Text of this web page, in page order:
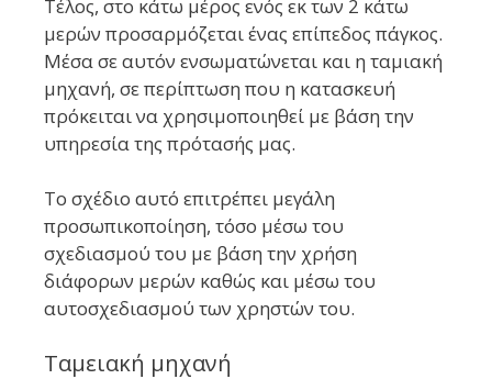
Τέλος, στο κάτω μέρος ενός εκ των 2 κάτω
μερών προσαρμόζεται ένας επίπεδος πάγκος.
Μέσα σε αυτόν ενσωματώνεται και η ταμιακή
μηχανή, σε περίπτωση που η κατασκευή
πρόκειται να χρησιμοποιηθεί με βάση την
υπηρεσία της πρότασής μας.
Το σχέδιο αυτό επιτρέπει μεγάλη
προσωπικοποίηση, τόσο μέσω του
σχεδιασμού του με βάση την χρήση
διάφορων μερών καθώς και μέσω του
αυτοσχεδιασμού των χρηστών του.
Ταμειακή μηχανή